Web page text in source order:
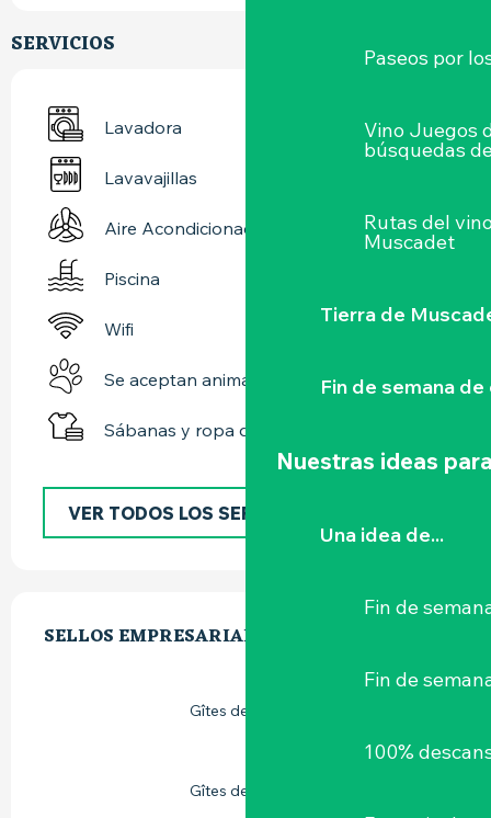
Paseos por
Vino Juegos
búsquedas
Rutas del
Muscadet
Tierra de
Fin de semana
Nuestras ideas
Una idea de...
Fin de
Fin de
100%
SERVICIOS
Lavadora
Lavavajillas
Aire Acondicionado
Piscina
Wifi
Se aceptan animales
Sábanas y ropa de cama
VER TODOS LOS SERVICIOS
SELLOS EMPRESARIALES
SELLOS EMPRESARIALES
Gîtes de France
Gîtes de France